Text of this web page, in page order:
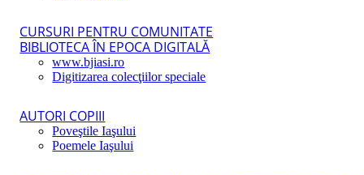
CURSURI PENTRU COMUNITATE
BIBLIOTECA ÎN EPOCA DIGITALĂ
www.bjiasi.ro
Digitizarea colecţiilor speciale
AUTORI COPIII
Poveştile Iaşului
Poemele Iaşului